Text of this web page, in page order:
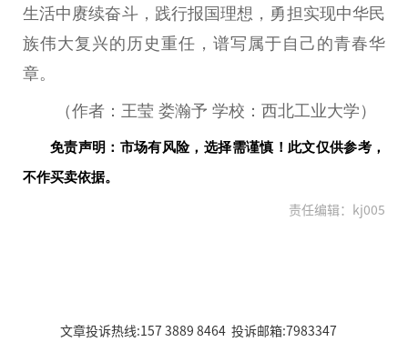
生活中赓续奋斗，践行报国理想，勇担实现中华民
族伟大复兴的历史重任，谱写属于自己的青春华
章。
（作者：王莹 娄瀚予 学校：西北工业大学）
免责声明：市场有风险，选择需谨慎！此文仅供参考，
不作买卖依据。
责任编辑：kj005
文章投诉热线:157 3889 8464 投诉邮箱:7983347